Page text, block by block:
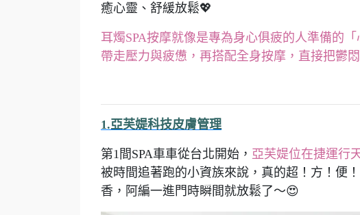
癒心靈、舒緩放鬆💖
耳燭SPA按摩就像是專為身心俱疲的人準備的
帶走壓力與疲憊，再搭配全身按摩，直接把鬱
1.亞芙媞科技皮膚管理
第1間SPA車車從台北開始， 亞芙媞位在捷運行
被時間追著跑的小資族來說，真的超！方！便
香，阿編一進門時瞬間就放鬆了～😍